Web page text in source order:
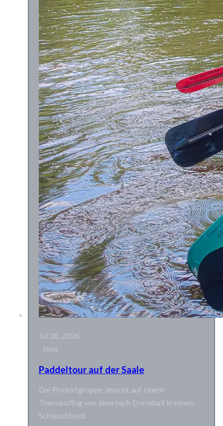
Jul 28, 2026
· Jena
Paddeltour auf der Saale
Die Projektgruppe Jena ist auf einem
Teamausflug von Jena nach Dorndorf in einem
Schlauchboot.